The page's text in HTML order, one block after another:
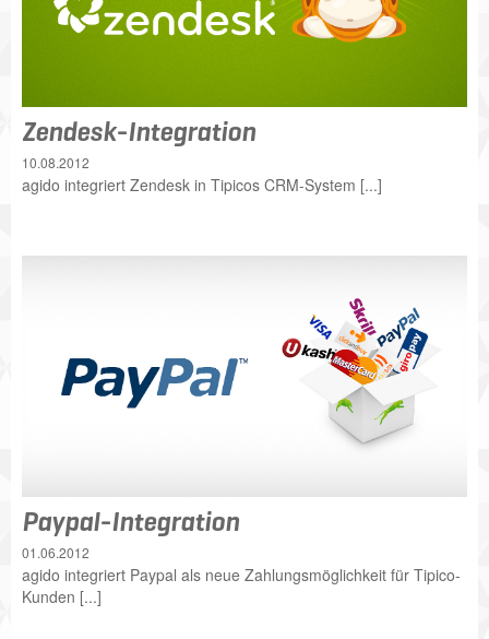
Zendesk-Integration
10.08.2012
agido integriert Zendesk in Tipicos CRM-System [...]
Paypal-Integration
01.06.2012
agido integriert Paypal als neue Zahlungsmöglichkeit für Tipico-
Kunden [...]